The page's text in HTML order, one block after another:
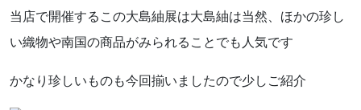
お気軽にお問い合わせください。
当店で開催するこの大島紬展は大島紬は当然、ほかの珍し
い織物や南国の商品がみられることでも人気です
かなり珍しいものも今回揃いましたので少しご紹介